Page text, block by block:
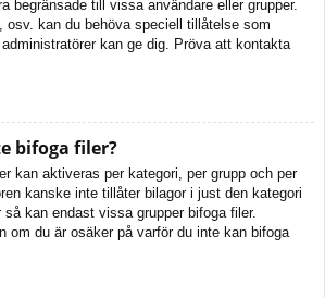
begränsade till vissa användare eller grupper.
osv. kan du behöva speciell tillåtelse som
kan ge dig. Pröva att kontakta
bifoga filer?
kan aktiveras per kategori, per grupp och per
kanske inte tillåter bilagor i just den kategori
kan endast vissa grupper bifoga filer.
om du är osäker på varför du inte kan bifoga